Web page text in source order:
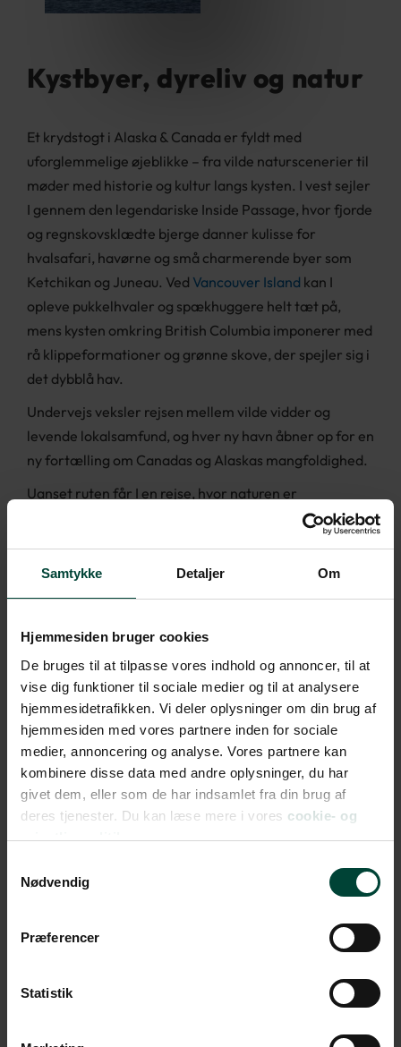
Samtykke Detaljer Om
Hjemmesiden bruger cookies
De bruges til at tilpasse vores indhold og annoncer, til at
vise dig funktioner til sociale medier og til at analysere
hjemmesidetrafikken. Vi deler oplysninger om din brug af
hjemmesiden med vores partnere inden for sociale
medier, annoncering og analyse. Vores partnere kan
kombinere disse data med andre oplysninger, du har
givet dem, eller som de har indsamlet fra din brug af
deres tjenester. Du kan læse mere i vores cookie- og
privatlivspolitik.
Nødvendig
Præferencer
Statistik
Kystbyer, dyreliv og natur
Et krydstogt i Alaska & Canada er fyldt med
uforglemmelige øjeblikke – fra vilde naturscenerier til
møder med historie og kultur langs kysten. I vest sejler
I gennem den legendariske Inside Passage, hvor fjorde
og regnskovsklædte bjerge danner kulisse for
hvalsafari, havørne og små charmerende byer som
Ketchikan og Juneau. Ved Vancouver Island kan I
opleve pukkelhvaler og spækhuggere helt tæt på,
mens kysten omkring British Columbia imponerer med
rå klippeformationer og grønne skove, der spejler sig i
det dybblå hav.
Undervejs veksler rejsen mellem vilde vidder og
levende lokalsamfund, og hver ny havn åbner op for en
ny fortælling om Canadas og Alaskas mangfoldighed.
Uanset ruten får I en rejse, hvor naturen er
hovedperson – og hvor komforten ombord giver jer